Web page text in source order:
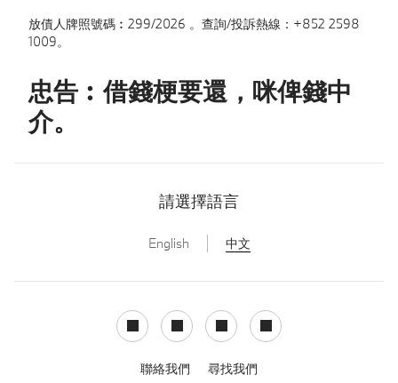
放債人牌照號碼︰299/2026 。查詢/投訴熱線：+852 2598
1009。
忠告︰借錢梗要還，咪俾錢中
介。
請選擇語言
English 中文
FacebookInstagramLinkedInYoutube
聯絡我們
尋找我們